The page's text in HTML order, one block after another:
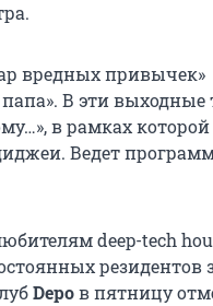
вредных привычек»
В эти
в рамках
Ведет
deep-tech
резидентов
Depoв пятницу